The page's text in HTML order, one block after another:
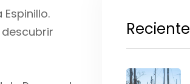
Reciente